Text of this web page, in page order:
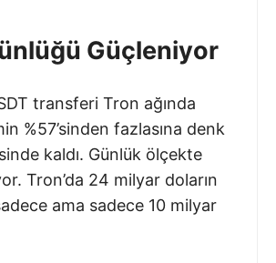
Güçleniyor
transferi Tron ağında
%57’sinden fazlasına denk
kaldı. Günlük ölçekte
Tron’da 24 milyar doların
ama sadece 10 milyar